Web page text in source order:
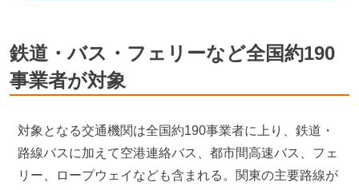
鉄道・バス・フェリーなど全国約190
事業者が対象
対象となる交通機関は全国約190事業者に上り、鉄道・
路線バスに加えて空港連絡バス、都市間高速バス、フェ
リー、ロープウェイなども含まれる。関東の主要路線が